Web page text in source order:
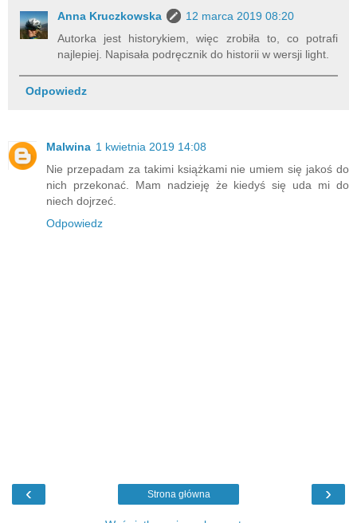
Anna Kruczkowska
12 marca 2019 08:20
Autorka jest historykiem, więc zrobiła to, co potrafi
najlepiej. Napisała podręcznik do historii w wersji light.
Odpowiedz
Malwina 1 kwietnia 2019 14:08
Nie przepadam za takimi książkami nie umiem się jakoś do
nich przekonać. Mam nadzieję że kiedyś się uda mi do
niech dojrzeć.
Odpowiedz
‹ ›
Strona główna